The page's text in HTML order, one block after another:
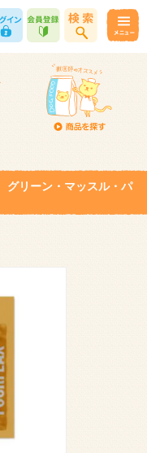
グリーン・マッスル・パ